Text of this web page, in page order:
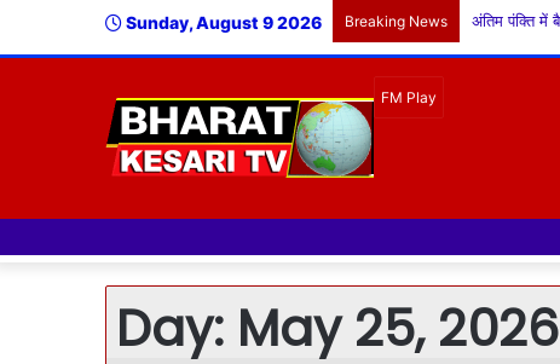
Sunday, August 9 2026 Breaking News
Day: May 25, 2026